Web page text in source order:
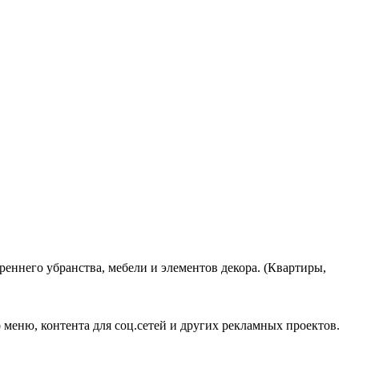
убранства, мебели и элементов декора. (Квартиры,
контента для соц.сетей и других рекламных проектов.